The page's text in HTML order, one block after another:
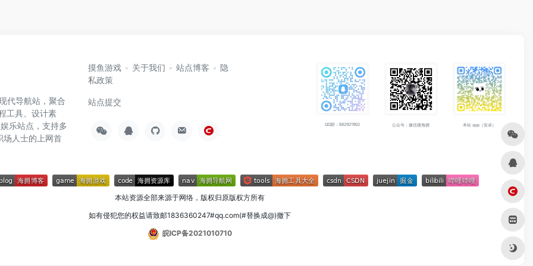
代导航站，聚合
工具、设计素
乐站点，支持多
场人士的上网首
摸鱼游戏 关于我们 站点博客
隐
私政策
站点提交
QQ群：682921902 公众号：微信搜海拥 本站 app（安卓）
本站资源全部来源于网络，版权归原版权方所有
如有侵犯您的权益请致邮1836360247#qq.com(#替换成@)撤下
皖ICP备2021010710